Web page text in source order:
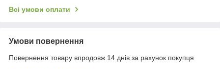
Всі умови оплати
Умови повернення
Повернення товару впродовж 14 днів за рахунок покупця